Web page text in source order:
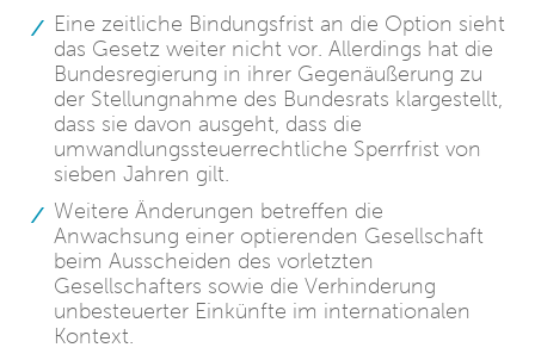
Eine zeitliche Bindungsfrist an die Option sieht
das Gesetz weiter nicht vor. Allerdings hat die
Bundesregierung in ihrer Gegenäußerung zu
der Stellungnahme des Bundesrats klargestellt,
dass sie davon ausgeht, dass die
umwandlungssteuerrechtliche Sperrfrist von
sieben Jahren gilt.
Weitere Änderungen betreffen die
Anwachsung einer optierenden Gesellschaft
beim Ausscheiden des vorletzten
Gesellschafters sowie die Verhinderung
unbesteuerter Einkünfte im internationalen
Kontext.